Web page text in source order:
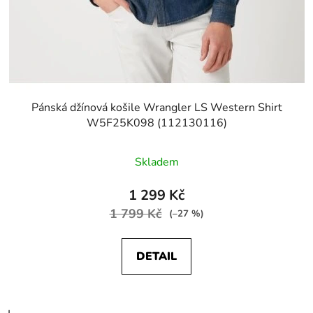
Pánská džínová košile Wrangler LS Western Shirt
W5F25K098 (112130116)
Skladem
1 299 Kč
1 799 Kč (–27 %)
DETAIL